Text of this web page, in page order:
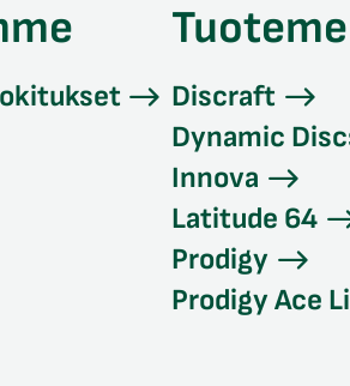
Discraft
Dynamic
Innova
Latitude 64
Prodigy
Prodigy Ace